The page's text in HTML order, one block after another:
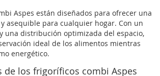
Aspes están diseñados para ofrecer una
asequible para cualquier hogar. Con un
una distribución optimizada del espacio,
ideal de los alimentos mientras
energético.
de los frigoríficos combi Aspes